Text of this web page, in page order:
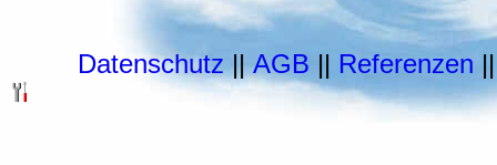
Datenschutz ||AGB || Referenzen